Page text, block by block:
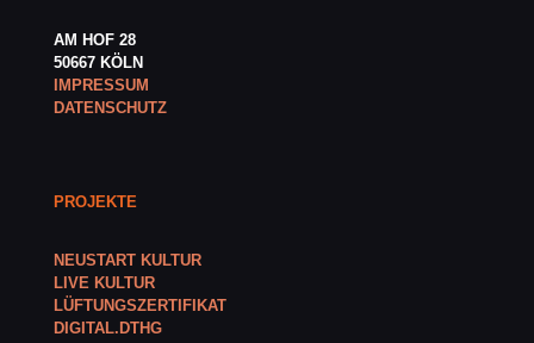
AM HOF 28
50667 KÖLN
IMPRESSUM
DATENSCHUTZ
PROJEKTE
NEUSTART KULTUR
LIVE KULTUR
LÜFTUNGSZERTIFIKAT
DIGITAL.DTHG